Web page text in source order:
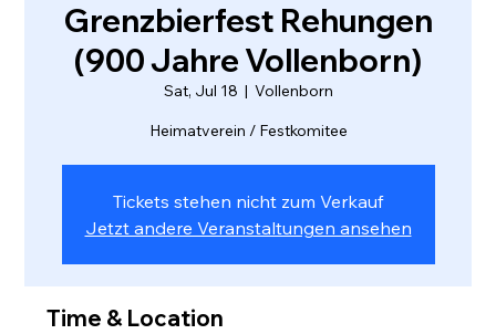
Grenzbierfest Rehungen
(900 Jahre Vollenborn)
Sat, Jul 18
  |
Vollenborn
Tickets stehen nicht zum Verkauf
Jetzt andere Veranstaltungen ansehen
Time & Location